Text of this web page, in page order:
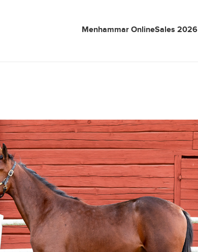
Menhammar OnlineSales 2026